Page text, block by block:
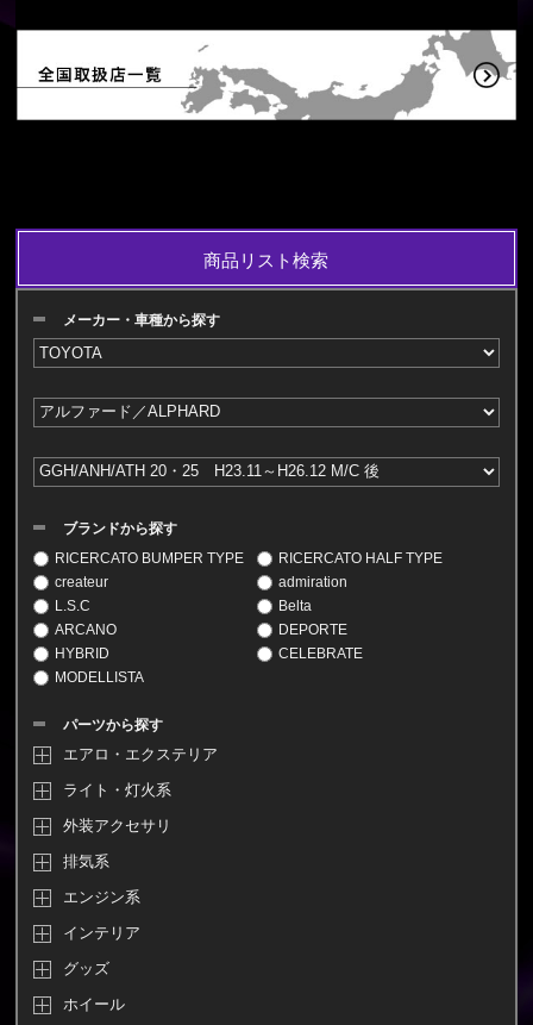
商品リスト検索
メーカー・車種から探す
ブランドから探す
RICERCATO BUMPER TYPE
RICERCATO HALF TYPE
createur
admiration
L.S.C
Belta
ARCANO
DEPORTE
HYBRID
CELEBRATE
MODELLISTA
パーツから探す
エアロ・エクステリア
ライト・灯火系
外装アクセサリ
排気系
エンジン系
インテリア
グッズ
ホイール